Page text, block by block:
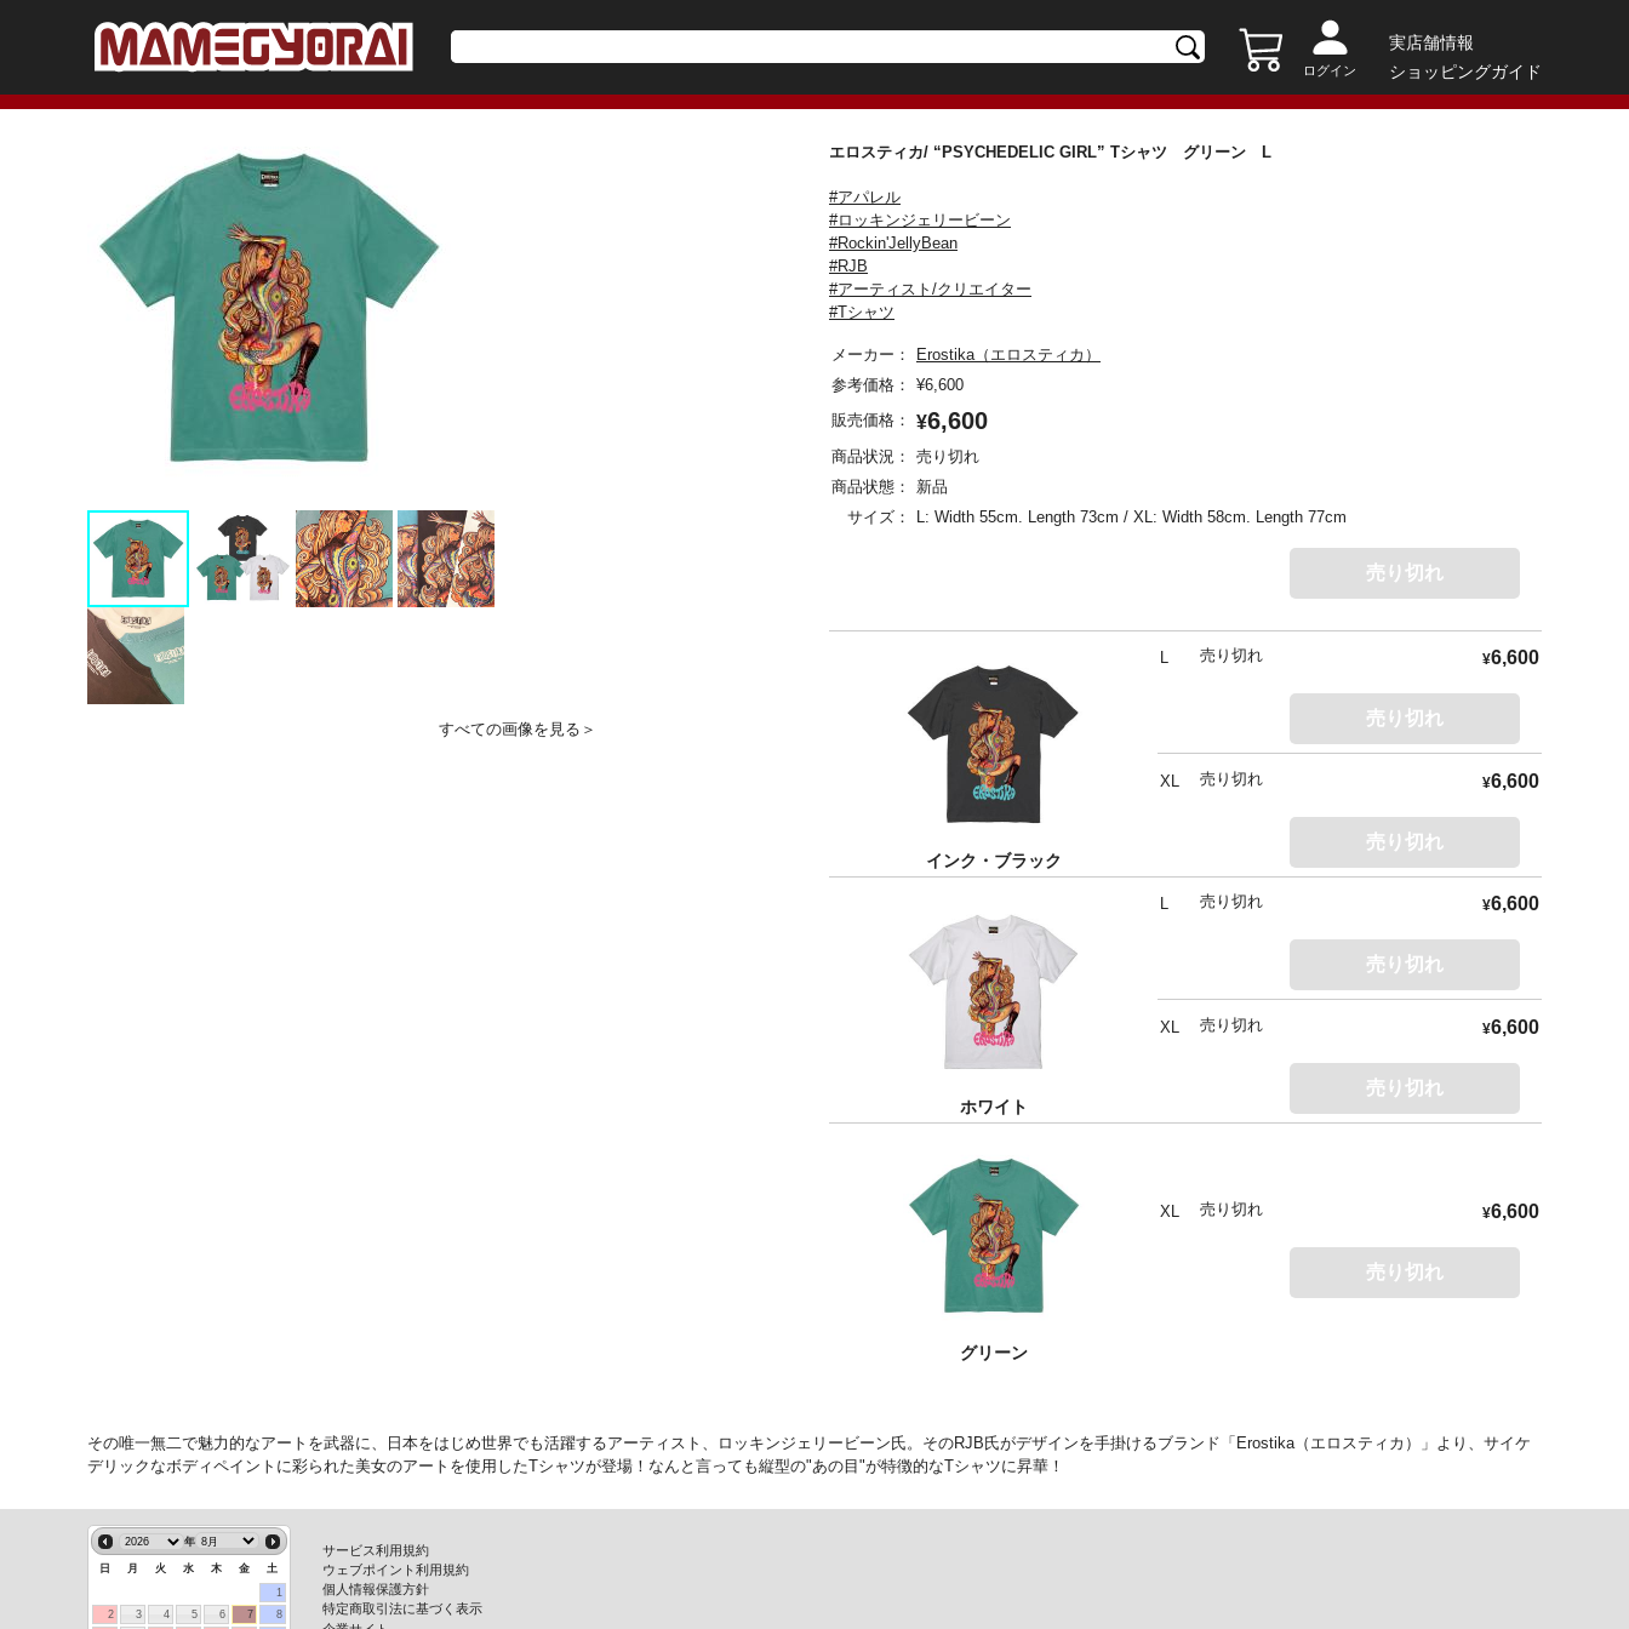
ログイン
実店舗情報
ショッピングガイド
すべての画像を見る＞
エロスティカ/ “PSYCHEDELIC GIRL” Tシャツ グリーン L
#アパレル
#ロッキンジェリービーン
#Rockin'JellyBean
#RJB
#アーティスト/クリエイター
#Tシャツ
メーカー：
Erostika（エロスティカ）
参考価格：
¥6,600
販売価格：
¥6,600
商品状況：
売り切れ
商品状態：
新品
サイズ：
L: Width 55cm. Length 73cm / XL: Width 58cm. Length 77cm
売り切れ
インク・ブラック
L 売り切れ ¥6,600
売り切れ
XL 売り切れ ¥6,600
売り切れ
ホワイト
L 売り切れ ¥6,600
売り切れ
XL 売り切れ ¥6,600
売り切れ
グリーン
XL 売り切れ ¥6,600
売り切れ
その唯一無二で魅力的なアートを武器に、日本をはじめ世界でも活躍するアーティスト、ロッキンジェリービーン氏。そのRJB氏がデザインを手掛けるブランド「Erostika（エロスティカ）」より、サイケ
デリックなボディペイントに彩られた美女のアートを使用したTシャツが登場！なんと言っても縦型の"あの目"が特徴的なTシャツに昇華！
年
日 月 火 水 木 金
土
1
2
3 4 5 6 7 8
サービス利用規約
ウェブポイント利用規約
個人情報保護方針
特定商取引法に基づく表示